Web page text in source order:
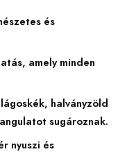
és
amely minden
halványzöld
sugároznak.
nyuszi és